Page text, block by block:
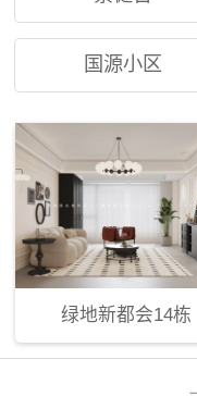
国源小区
绿地新都会14栋